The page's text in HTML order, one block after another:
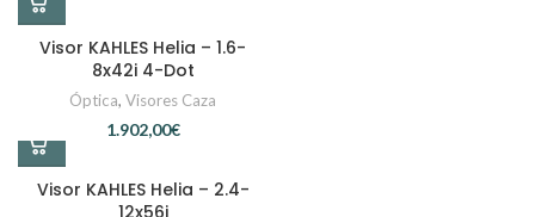
Visor KAHLES Helia – 1.6-
8x42i 4-Dot
Óptica, Visores Caza
€
Visor KAHLES Helia – 2.4-